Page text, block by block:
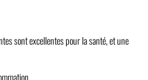
sont excellentes pour la santé, et une